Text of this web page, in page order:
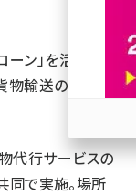
ン」を活用した
輸送の実験を
代行サービスの
同で実施。場所
参